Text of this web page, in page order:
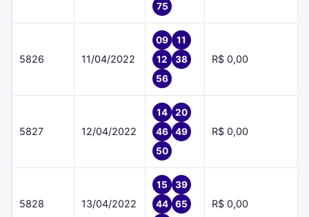
75
5826 11/04/2022
09
11
12
38
56
R$ 0,00
5827 12/04/2022
14
20
46
49
50
R$ 0,00
5828 13/04/2022
15
39
44
65
R$ 0,00